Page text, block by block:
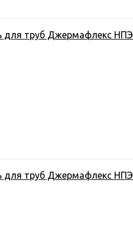
для труб Джермафлекс НПЭ
для труб Джермафлекс НПЭ